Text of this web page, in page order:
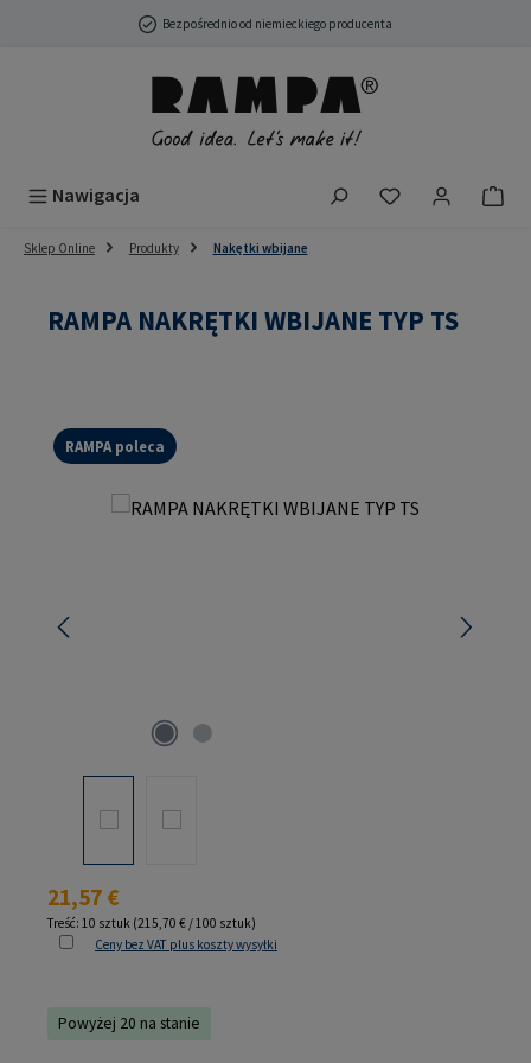
Przejdź do głównej zawartościBezpośrednio od niemieckiego producenta
Nawigacja Masz 0
Sklep Online Produkty Nakętki wbijane
RAMPA NAKRĘTKI WBIJANE TYP TS
RAMPA poleca
Pomiń galerię zdjęć
Cena regularna:
21,57 €
Treść: 10 sztuk (215,70 € / 100 sztuk)
Ceny bez VAT plus koszty wysyłki
Powyżej 20 na stanie